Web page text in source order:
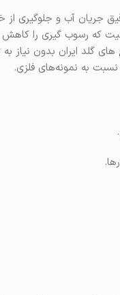
جریان آب و جلوگیری از
که رسوب‌ گیری را
گلد ایران بدون نیاز به
به نمونه‌های فلزی.